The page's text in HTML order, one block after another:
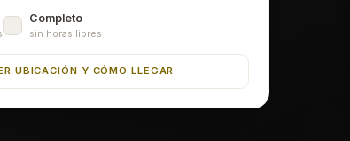
Completo
sin horas libres
UBICACIÓN Y CÓMO LLEGAR